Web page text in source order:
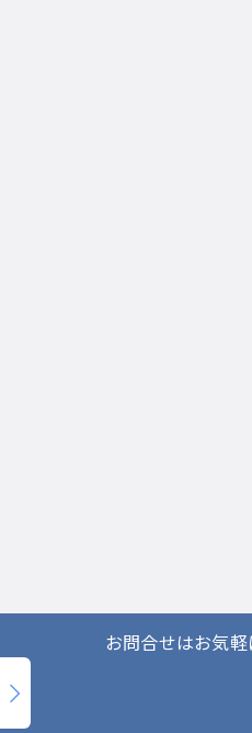
お問合せはお気軽